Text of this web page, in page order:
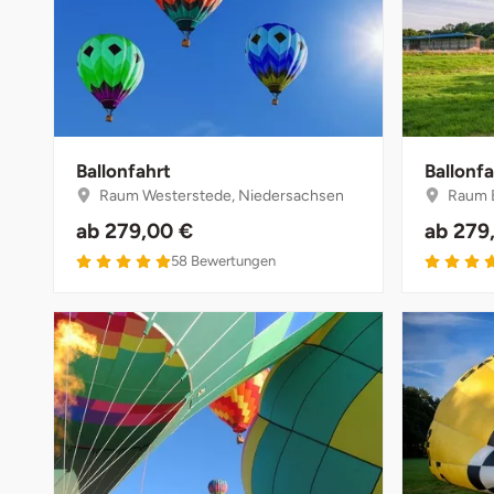
Ballonfahrt
Raum Westerstede, Niedersachsen
ab 279,00 €
5 von 5
58 Bewertungen
Raum
ab
Münster
Oberlausitz
Ruhrgebiet
Strausberg (Berlin/Brandenburg)
Sömmerda
Sangerhausen
Sonneberg
Unterwellenborn
Weißenfels
Witterda